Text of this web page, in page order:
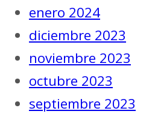
enero 2024
diciembre 2023
noviembre 2023
octubre 2023
septiembre 2023